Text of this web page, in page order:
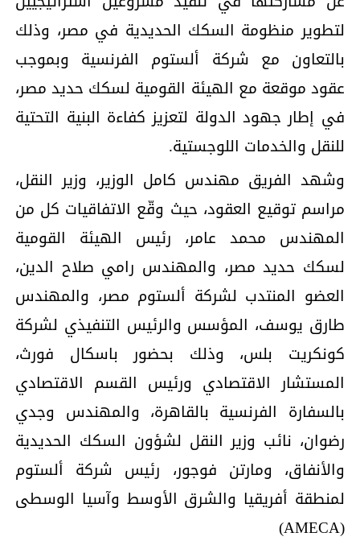
لتطوير منظومة السكك الحديدية في مصر، وذلك
بالتعاون مع شركة ألستوم الفرنسية وبموجب
عقود موقعة مع الهيئة القومية لسكك حديد مصر،
في إطار جهود الدولة لتعزيز كفاءة البنية التحتية
للنقل والخدمات اللوجستية.
وشهد الفريق مهندس كامل الوزير، وزير النقل،
مراسم توقيع العقود، حيث وقّع الاتفاقيات كل من
المهندس محمد عامر، رئيس الهيئة القومية
لسكك حديد مصر، والمهندس رامي صلاح الدين،
العضو المنتدب لشركة ألستوم مصر، والمهندس
طارق يوسف، المؤسس والرئيس التنفيذي لشركة
كونكريت بلس، وذلك بحضور باسكال فورث،
المستشار الاقتصادي ورئيس القسم الاقتصادي
بالسفارة الفرنسية بالقاهرة، والمهندس وجدي
رضوان، نائب وزير النقل لشؤون السكك الحديدية
والأنفاق، ومارتن فوجور، رئيس شركة ألستوم
لمنطقة أفريقيا والشرق الأوسط وآسيا الوسطى
(AMECA)